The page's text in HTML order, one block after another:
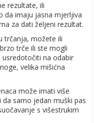
rezultate, ili
da imaju jasna mjerljiva
za dati željeni rezultat.
trčanja, možete ili
trče ili ste mogli
na odabir
velika mišićna
može imati više
samo jedan muški pas
s višestrukim